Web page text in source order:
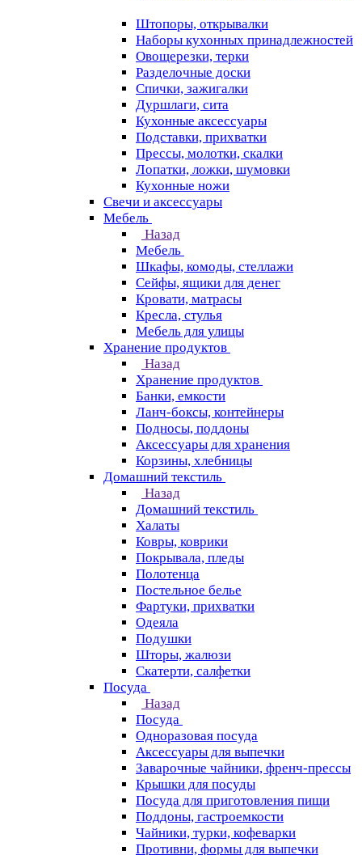
Штопоры, открывалки
Наборы кухонных принадлежностей
Овощерезки, терки
Разделочные доски
Спички, зажигалки
Дуршлаги, сита
Кухонные аксессуары
Подставки, прихватки
Прессы, молотки, скалки
Лопатки, ложки, шумовки
Кухонные ножи
Свечи и аксессуары
Мебель
Назад
Мебель
Шкафы, комоды, стеллажи
Сейфы, ящики для денег
Кровати, матрасы
Кресла, стулья
Мебель для улицы
Хранение продуктов
Назад
Хранение продуктов
Банки, емкости
Ланч-боксы, контейнеры
Подносы, поддоны
Аксессуары для хранения
Корзины, хлебницы
Домашний текстиль
Назад
Домашний текстиль
Халаты
Ковры, коврики
Покрывала, пледы
Полотенца
Постельное белье
Фартуки, прихватки
Одеяла
Подушки
Шторы, жалюзи
Скатерти, салфетки
Посуда
Назад
Посуда
Одноразовая посуда
Аксессуары для выпечки
Заварочные чайники, френч-прессы
Крышки для посуды
Посуда для приготовления пищи
Поддоны, гастроемкости
Чайники, турки, кофеварки
Противни, формы для выпечки